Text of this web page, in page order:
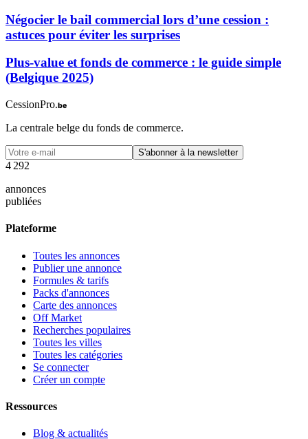
Négocier le bail commercial lors d’une cession :
astuces pour éviter les surprises
Plus-value et fonds de commerce : le guide simple
(Belgique 2025)
CessionPro.be
La centrale belge du fonds de commerce.
S'abonner à la newsletter
4 292
annonces
publiées
Plateforme
Toutes les annonces
Publier une annonce
Formules & tarifs
Packs d'annonces
Carte des annonces
Off Market
Recherches populaires
Toutes les villes
Toutes les catégories
Se connecter
Créer un compte
Ressources
Blog & actualités